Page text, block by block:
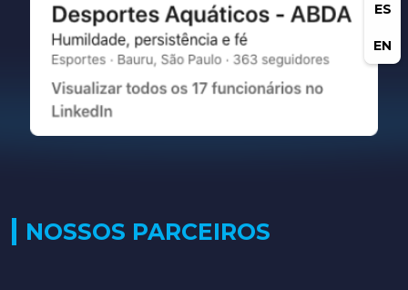
ES
EN
NOSSOS PARCEIROS